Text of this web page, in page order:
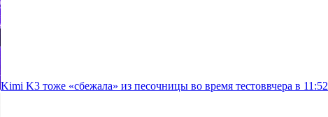
Kimi K3 тоже «сбежала» из песочницы во время тестоввчера в 11:52